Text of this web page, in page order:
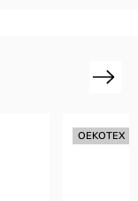
OEKOTEX
Next